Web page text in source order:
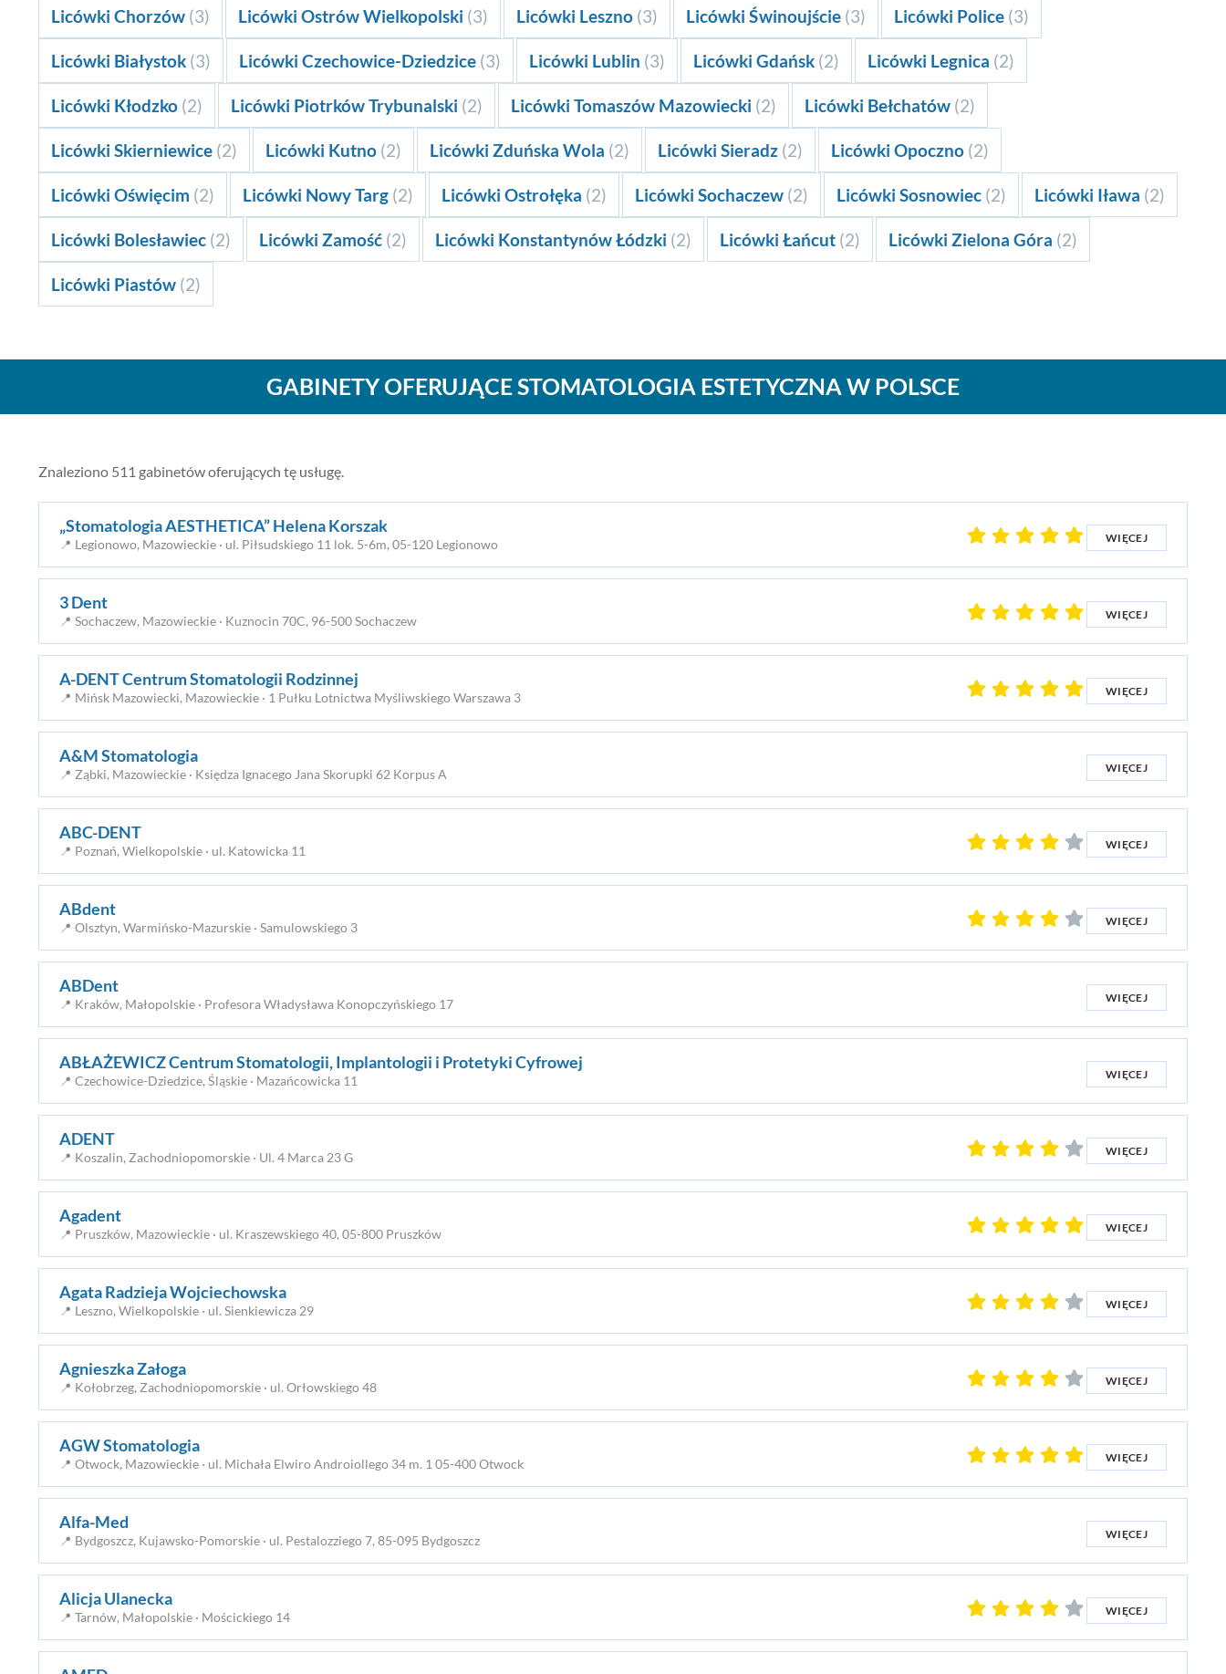
Licówki Chorzów (3) Licówki Ostrów Wielkopolski (3) Licówki Leszno (3) Licówki Świnoujście (3) Licówki Police (3)
Licówki Białystok (3) Licówki Czechowice-Dziedzice (3) Licówki Lublin (3) Licówki Gdańsk (2) Licówki Legnica (2)
Licówki Kłodzko (2) Licówki Piotrków Trybunalski (2) Licówki Tomaszów Mazowiecki (2) Licówki Bełchatów (2)
Licówki Skierniewice (2) Licówki Kutno (2) Licówki Zduńska Wola (2) Licówki Sieradz (2) Licówki Opoczno (2)
Licówki Oświęcim (2) Licówki Nowy Targ (2) Licówki Ostrołęka (2) Licówki Sochaczew (2) Licówki Sosnowiec (2) Licówki Iława (2)
Licówki Bolesławiec (2) Licówki Zamość (2) Licówki Konstantynów Łódzki (2) Licówki Łańcut (2) Licówki Zielona Góra (2)
Licówki Piastów (2)
GABINETY OFERUJĄCE STOMATOLOGIA ESTETYCZNA W POLSCE
Znaleziono 511 gabinetów oferujących tę usługę.
„Stomatologia AESTHETICA” Helena Korszak
📍 Legionowo, Mazowieckie · ul. Piłsudskiego 11 lok. 5-6m, 05-120 Legionowo WIĘCEJ
3 Dent
📍 Sochaczew, Mazowieckie · Kuznocin 70C, 96-500 Sochaczew WIĘCEJ
A-DENT Centrum Stomatologii Rodzinnej
📍 Mińsk Mazowiecki, Mazowieckie · 1 Pułku Lotnictwa Myśliwskiego Warszawa 3 WIĘCEJ
A&M Stomatologia
📍 Ząbki, Mazowieckie · Księdza Ignacego Jana Skorupki 62 Korpus A WIĘCEJ
ABC-DENT
📍 Poznań, Wielkopolskie · ul. Katowicka 11 WIĘCEJ
ABdent
📍 Olsztyn, Warmińsko-Mazurskie · Samulowskiego 3 WIĘCEJ
ABDent
📍 Kraków, Małopolskie · Profesora Władysława Konopczyńskiego 17 WIĘCEJ
ABŁAŻEWICZ Centrum Stomatologii, Implantologii i Protetyki Cyfrowej
📍 Czechowice-Dziedzice, Śląskie · Mazańcowicka 11 WIĘCEJ
ADENT
📍 Koszalin, Zachodniopomorskie · Ul. 4 Marca 23 G WIĘCEJ
Agadent
📍 Pruszków, Mazowieckie · ul. Kraszewskiego 40, 05-800 Pruszków WIĘCEJ
Agata Radzieja Wojciechowska
📍 Leszno, Wielkopolskie · ul. Sienkiewicza 29 WIĘCEJ
Agnieszka Załoga
📍 Kołobrzeg, Zachodniopomorskie · ul. Orłowskiego 48 WIĘCEJ
AGW Stomatologia
📍 Otwock, Mazowieckie · ul. Michała Elwiro Androiollego 34 m. 1 05-400 Otwock WIĘCEJ
Alfa-Med
📍 Bydgoszcz, Kujawsko-Pomorskie · ul. Pestalozziego 7, 85-095 Bydgoszcz WIĘCEJ
Alicja Ulanecka
📍 Tarnów, Małopolskie · Mościckiego 14 WIĘCEJ